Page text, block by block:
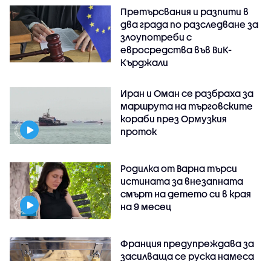
Претърсвания и разпити в
два града по разследване за
злоупотреби с
евросредства във ВиК-
Кърджали
Иран и Оман се разбраха за
маршрута на търговските
кораби през Ормузкия
проток
Родилка от Варна търси
истината за внезапната
смърт на детето си в края
на 9 месец
Франция предупреждава за
засилваща се руска намеса